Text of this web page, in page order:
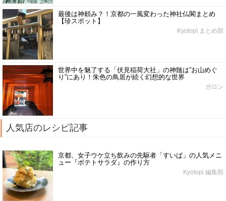
最後は神頼み？！京都の一風変わった神社仏閣まとめ
【珍スポット】
Kyotopi まとめ部
世界中を魅了する「伏見稲荷大社」の神髄は”お山めぐ
り”にあり！朱色の鳥居が続く幻想的な世界
ガロン
人気店のレシピ記事
京都、女子ウケ立ち飲みの先駆者「すいば」の人気メニ
ュー『ポテトサラダ』の作り方
Kyotopi 編集部